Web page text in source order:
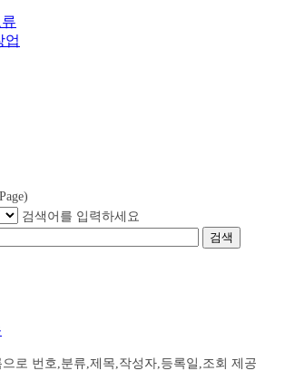
업
Page)
검색어를 입력하세요
검색
로 번호,분류,제목,작성자,등록일,조회 제공